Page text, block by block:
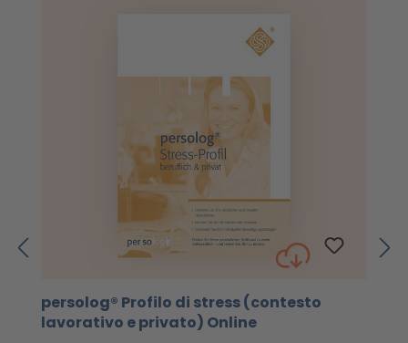
persolog® Profilo di stress (contesto
lavorativo e privato) Online